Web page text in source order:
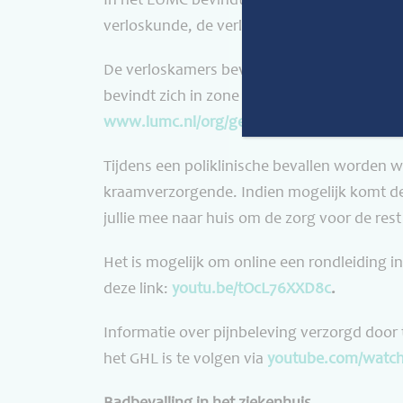
verloskunde, de verloskamers, de
De verloskamers bevinden zich op de 7
bevindt zich in zone B, op de 3
www.lumc.nl/org/geboortehuis-leiden
Tijdens een poliklinische bevallen worden
kraamverzorgende. Indien mogelijk komt
jullie mee naar huis om de zorg voor de
Het is mogelijk om online een rondleiding
deze link: youtu.be/tOcL76XXD8c.
Informatie over pijnbeleving verzorgd
het GHL is te volgen via youtube.com/